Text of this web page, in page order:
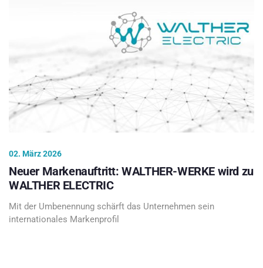
02. März 2026
Neuer Markenauftritt: WALTHER-WERKE wird zu
WALTHER ELECTRIC
Mit der Umbenennung schärft das Unternehmen sein
internationales Markenprofil